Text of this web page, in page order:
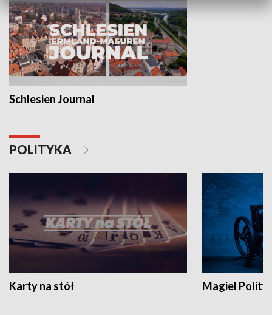
Schlesien Journal
POLITYKA
Karty na stół Magiel